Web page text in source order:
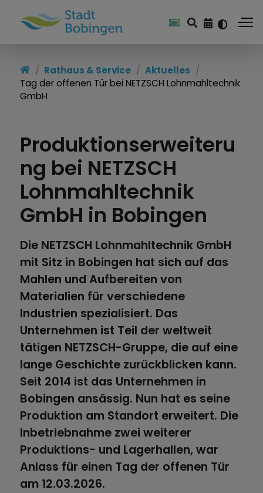
Rathaus & Service
Aktuelles
Tag der offenen Tür bei NETZSCH Lohnmahltechnik
GmbH
Produktionserweiteru
ng bei NETZSCH
Lohnmahltechnik
GmbH in Bobingen
Die NETZSCH Lohnmahltechnik GmbH
mit Sitz in Bobingen hat sich auf das
Mahlen und Aufbereiten von
Materialien für verschiedene
Industrien spezialisiert. Das
Unternehmen ist Teil der weltweit
tätigen NETZSCH-Gruppe, die auf eine
lange Geschichte zurückblicken kann.
Seit 2014 ist das Unternehmen in
Bobingen ansässig. Nun hat es seine
Produktion am Standort erweitert. Die
Inbetriebnahme zwei weiterer
Produktions- und Lagerhallen, war
Anlass für einen Tag der offenen Tür
am 12.03.2026.